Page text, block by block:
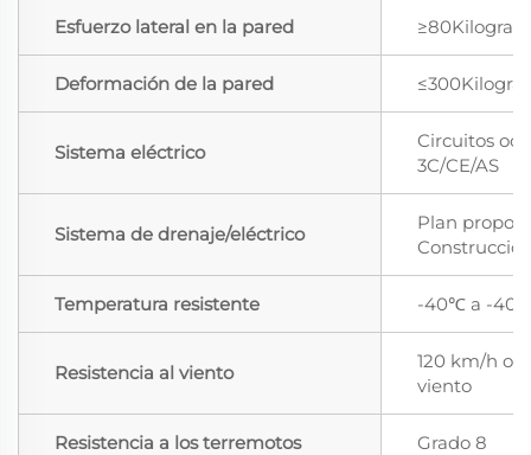
Esfuerzo lateral en la pared
Deformación de la pared
Sistema eléctrico
Circuitos
3C/CE/AS
Sistema de drenaje/eléctrico
Plan
Temperatura resistente -40℃ a -
Resistencia al viento
120 km/h o
viento
Resistencia a los terremotos Grado 8